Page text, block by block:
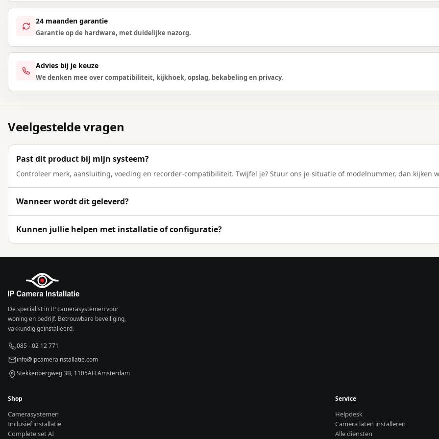
24 maanden garantie
Garantie op de hardware, met duidelijke nazorg.
Advies bij je keuze
We denken mee over compatibiliteit, kijkhoek, opslag, bekabeling en privacy.
Veelgestelde vragen
Past dit product bij mijn systeem?
Controleer merk, aansluiting, voeding en recorder-compatibiliteit. Twijfel je? Stuur ons je situatie of modelnummer, dan kijken
Wanneer wordt dit geleverd?
Kunnen jullie helpen met installatie of configuratie?
De specialist in IP camerasystemen voor
woning en bedrijf. Betrouwbare beveiliging,
vakkundig geïnstalleerd.
085 - 02 12 771
info@ipcamerainstallatie.com
Stekkenbergweg 3B, 1105AH Amsterdam
Shop
Camerasystemen
Inclusief installatie
Complete set AI
Service
Helpdesk
Camera laten installeren
Alle diensten